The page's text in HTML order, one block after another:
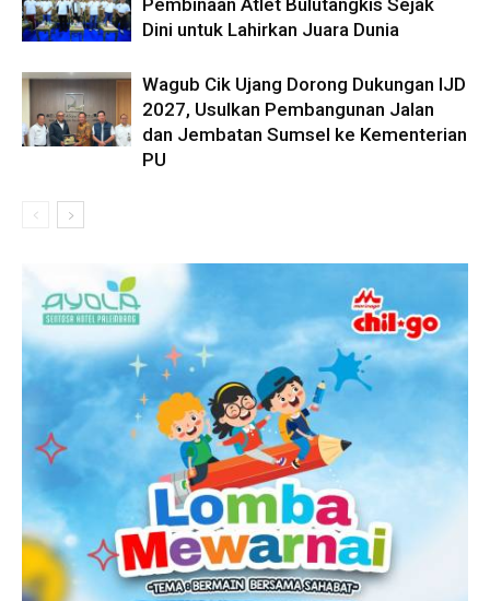
Dini untuk Lahirkan Juara Dunia
Wagub Cik Ujang Dorong Dukungan IJD
2027, Usulkan Pembangunan Jalan
dan Jembatan Sumsel ke Kementerian
PU